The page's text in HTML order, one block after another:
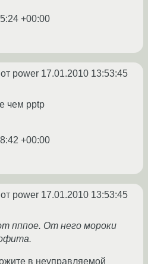
+00:00
от power 17.01.2010 13:53:45
чем pptp
+00:00
от power 17.01.2010 13:53:45
пппое. От него мороки
в неуправляемой